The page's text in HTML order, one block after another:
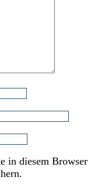
in diesem Browser